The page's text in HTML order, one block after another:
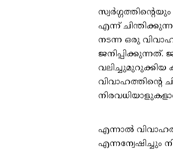
എന്ന്
നടന്ന ഒരു
വിവാഹത്തിന്റെ
എന്നാൽ
എന്നന്വേഷിച്ചും